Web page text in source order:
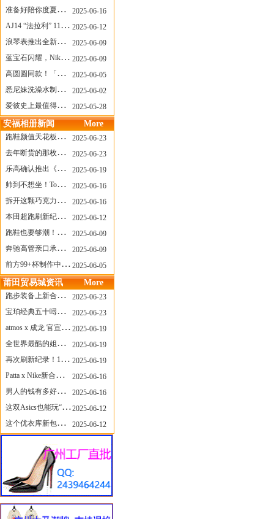
准备好陪你度夏，nanamica x Suicoke 新联名来了
2025-06-16
AJ14 “法拉利” 11年后回归，红色超跑气场全开
2025-06-12
浪琴表推出全新先行者系列祖鲁时间1925腕表
2025-06-09
蓝宝石闪耀，Nike Air Max DN8 华丽变身
2025-06-09
高圆圆同款！「赤足New Balance」新联名曝光，铺货了
2025-06-05
悉尼妹洗澡水制成肥皂开启售卖！男粉：这肥皂能吃吗？
2025-06-02
爱彼史上最值得看的大展！揭秘150年传奇制表背后
2025-05-28
安福相册新闻 More
跑鞋颜值天花板？日常也能帅一脸
2025-06-23
去年断货的那枚表， CASIO指环表又要发售了
2025-06-23
乐高确认推出《哥斯拉》积木，这设计也太酷了！
2025-06-19
帅到不想坐！Tom Sachs x Helinox 这把露营椅太炸了
2025-06-16
拆开这颗巧克力，居然是皮卡丘？
2025-06-16
本田超跑刷新纪录了！700万元成交价
2025-06-12
跑鞋也要够潮！昂跑 x Slam Jam 联名即将发售
2025-06-09
奔驰高管亲口承认：电动G级，完全失败了！
2025-06-09
前方99+杯制作中！「爷爷不泡茶」苹果狗、桃桃喵，今夏顶流潮饮！
2025-06-05
莆田贸易城资讯 More
跑步装备上新合集，最近有什么可以关注的呢？
2025-06-23
宝珀经典五十噚家族再添新员 适配所有腕围的38mm小表径腕表亮相
2025-06-23
atmos x 成龙 官宣，《警察故事》联名短袖公布！
2025-06-19
全世界最酷的姐姐，和Nike联名的鞋要来了！
2025-06-19
再次刷新纪录！14只 LABUBU 共拍出240万元
2025-06-19
Patta x Nike新合作提前泄露，这次的服饰周边也有亮点？
2025-06-16
男人的钱有多好赚？四个大学生创业卖短裤，年销8个亿！
2025-06-16
这双Asics也能玩“牛仔感”？TOGA联名即将登场！
2025-06-12
这个优衣库新包，能火起来吗？
2025-06-12